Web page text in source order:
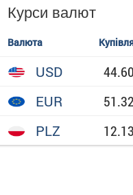
Курси валют
Валюта
USD 44.60
EUR
51.32
PLZ
12.13